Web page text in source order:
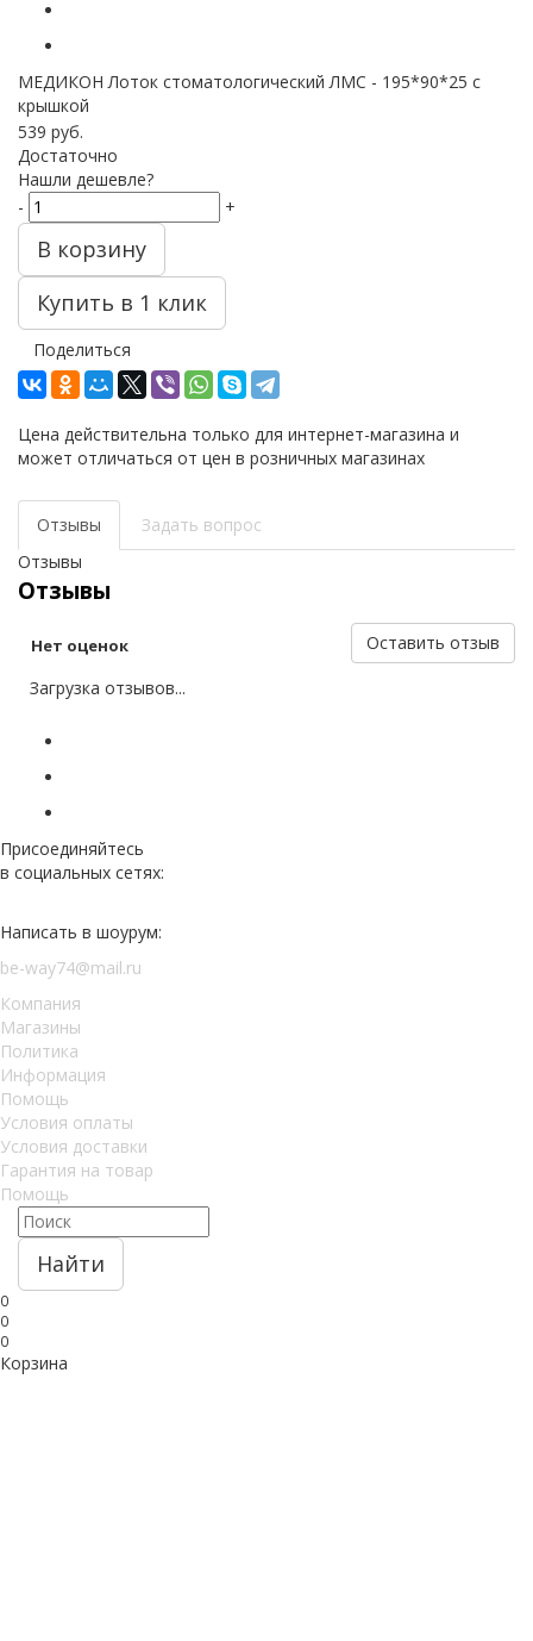
МЕДИКОН Лоток стоматологический ЛМС - 195*90*25 с
крышкой
539 руб.
Достаточно
Нашли дешевле?
-
+
В корзину
Купить в 1 клик
Поделиться
Цена действительна только для интернет-магазина и
может отличаться от цен в розничных магазинах
Отзывы
Задать вопрос
Отзывы
Отзывы
Нет оценок
Оставить отзыв
Загрузка отзывов...
Присоединяйтесь
в социальных сетях:
Написать в шоурум:
be-way74@mail.ru
Компания
Магазины
Политика
Информация
Помощь
Условия оплаты
Условия доставки
Гарантия на товар
Помощь
Найти
0
0
0
Корзина